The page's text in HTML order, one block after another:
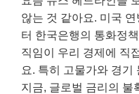
않는 것 같아요. 미국
터 한국은행의 통화정
직임이 우리 경제에 직
요. 특히 고물가와 경기
지금, 글로벌 금리의 불